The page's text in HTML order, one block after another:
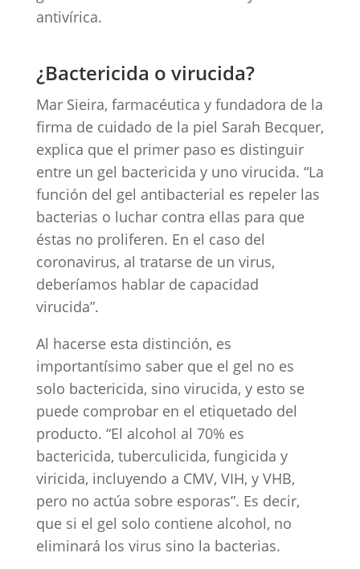
antivírica.
¿Bactericida o virucida?
Mar Sieira, farmacéutica y fundadora de la
firma de cuidado de la piel Sarah Becquer,
explica que el primer paso es distinguir
entre un gel bactericida y uno virucida. “La
función del gel antibacterial es repeler las
bacterias o luchar contra ellas para que
éstas no proliferen. En el caso del
coronavirus, al tratarse de un virus,
deberíamos hablar de capacidad
virucida”.
Al hacerse esta distinción, es
importantísimo saber que el gel no es
solo bactericida, sino virucida, y esto se
puede comprobar en el etiquetado del
producto. “El alcohol al 70% es
bactericida, tuberculicida, fungicida y
viricida, incluyendo a CMV, VIH, y VHB,
pero no actúa sobre esporas”. Es decir,
que si el gel solo contiene alcohol, no
eliminará los virus sino la bacterias.